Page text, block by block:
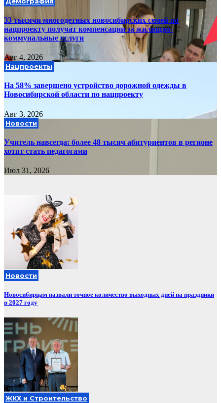
33 тысячи многодетных новосибирских семей по
нацпроекту получат компенсации за жилищно-
коммунальные услуги
Авг 4, 2026
Нацпроекты
На 58% завершено устройство дорожной одежды в
Новосибирской области по нацпроекту
Авг 3, 2026
Новости
Учитель навсегда: более 48 тысяч абитуриентов в регионе
хотят стать педагогами
Июл 31, 2026
Новости
Новосибирцам назвали точное количество выходных дней на праздники
в 2027 году
ЖКХ и Строительство